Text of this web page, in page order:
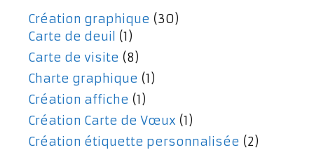
Création graphique (30)
Carte de deuil (1)
Carte de visite (8)
Charte graphique (1)
Création affiche (1)
Création Carte de Vœux (1)
Création étiquette personnalisée (2)